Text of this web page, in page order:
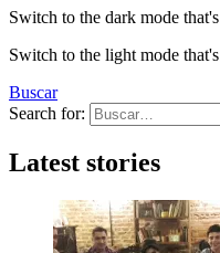
Switch to the dark mode
Switch to the light mode
Buscar
Search for:
Latest stories